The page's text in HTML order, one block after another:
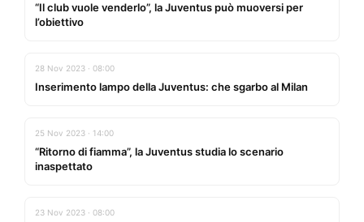
“Il club vuole venderlo”, la Juventus può muoversi per
l’obiettivo
28 Nov 2023 · 08:00
Inserimento lampo della Juventus: che sgarbo al Milan
25 Nov 2023 · 14:00
“Ritorno di fiamma”, la Juventus studia lo scenario
inaspettato
23 Nov 2023 · 08:00